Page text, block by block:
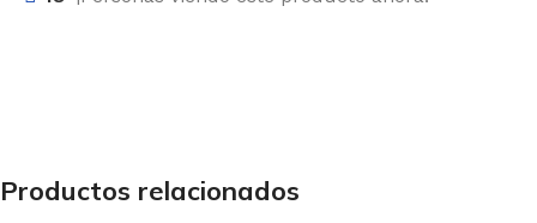
Productos relacionados